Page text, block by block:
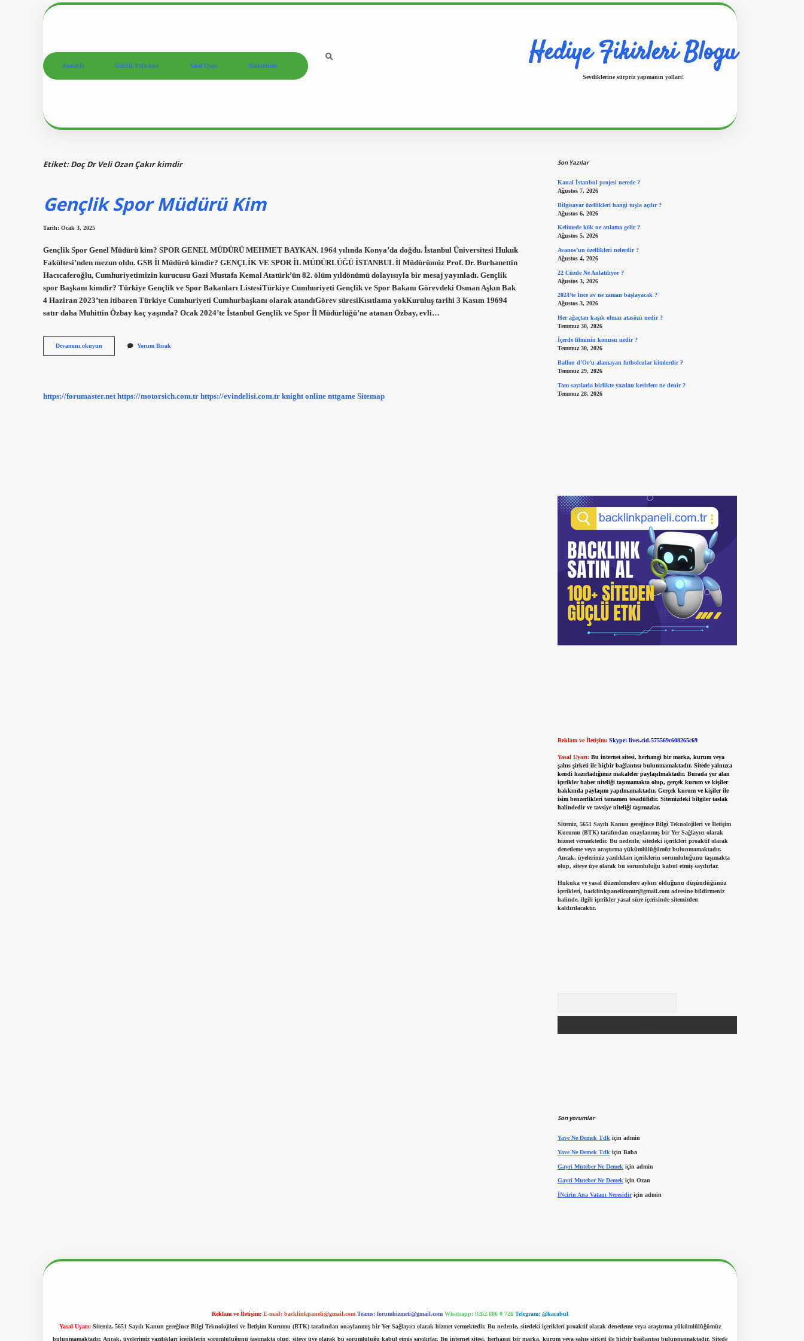
Anasayfa Gizlilik Politikası Yasal Uyarı Hakkımızda Hediye Fikirleri Blogu
Sevdiklerine sürpriz yapmanın yolları!
Etiket:Doç Dr Veli Ozan Çakır kimdir
Gençlik Spor Müdürü Kim
Tarih: Ocak 3, 2025
Gençlik Spor Genel Müdürü kim? SPOR GENEL MÜDÜRÜ MEHMET BAYKAN. 1964 yılında Konya’da doğdu. İstanbul Üniversitesi Hukuk
Fakültesi’nden mezun oldu. GSB İl Müdürü kimdir? GENÇLİK VE SPOR İL MÜDÜRLÜĞÜ İSTANBUL İl Müdürümüz Prof. Dr. Burhanettin
Hacıcaferoğlu, Cumhuriyetimizin kurucusu Gazi Mustafa Kemal Atatürk’ün 82. ölüm yıldönümü dolayısıyla bir mesaj yayınladı. Gençlik
spor Başkanı kimdir? Türkiye Gençlik ve Spor Bakanları ListesiTürkiye Cumhuriyeti Gençlik ve Spor Bakanı Görevdeki Osman Aşkın Bak
4 Haziran 2023’ten itibaren Türkiye Cumhuriyeti Cumhurbaşkanı olarak atandıGörev süresiKısıtlama yokKuruluş tarihi 3 Kasım 19694
satır daha Muhittin Özbay kaç yaşında? Ocak 2024’te İstanbul Gençlik ve Spor İl Müdürlüğü’ne atanan Özbay, evli…
Devamını okuyun
Spor
Yorum Bırak
https://forumaster.net https://motorsich.com.tr https://evindelisi.com.tr knight online nttgame Sitemap
Son Yazılar
Kanal İstanbul projesi nerede ?
Ağustos 7, 2026
Bilgisayar özellikleri hangi tuşla açılır ?
Ağustos 6, 2026
Kelimede kök ne anlama gelir ?
Ağustos 5, 2026
Avanos’un özellikleri nelerdir ?
Ağustos 4, 2026
22 Cüzde Ne Anlatılıyor ?
Ağustos 3, 2026
2024’te İnce av ne zaman başlayacak ?
Ağustos 3, 2026
Her ağaçtan kaşık olmaz atasözü nedir ?
Temmuz 30, 2026
İçerde filminin konusu nedir ?
Temmuz 30, 2026
Ballon d’Or’u alamayan futbolcular kimlerdir ?
Temmuz 29, 2026
Tam sayılarla birlikte yazılan kesirlere ne denir ?
Temmuz 28, 2026
Reklam ve İletişim: Skype: live:.cid.575569c608265c69
Yasal Uyarı: Bu internet sitesi, herhangi bir marka, kurum veya
şahıs şirketi ile hiçbir bağlantısı bulunmamaktadır. Sitede yalnızca
kendi hazırladığımız makaleler paylaşılmaktadır. Burada yer alan
içerikler haber niteliği taşımamakta olup, gerçek kurum ve kişiler
hakkında paylaşım yapılmamaktadır. Gerçek kurum ve kişiler ile
isim benzerlikleri tamamen tesadüfidir. Sitemizdeki bilgiler taslak
halindedir ve tavsiye niteliği taşımazlar.
Sitemiz, 5651 Sayılı Kanun gereğince Bilgi Teknolojileri ve İletişim
Kurumu (BTK) tarafından onaylanmış bir Yer Sağlayıcı olarak
hizmet vermektedir. Bu nedenle, sitedeki içerikleri proaktif olarak
denetleme veya araştırma yükümlülüğümüz bulunmamaktadır.
Ancak, üyelerimiz yazdıkları içeriklerin sorumluluğunu taşımakta
olup, siteye üye olarak bu sorumluluğu kabul etmiş sayılırlar.
Hukuka ve yasal düzenlemelere aykırı olduğunu düşündüğünüz
içerikleri, backlinkpanelicomtr@gmail.comadresine bildirmeniz
halinde, ilgili içerikler yasal süre içerisinde sitemizden
kaldırılacaktır.
Son yorumlar
Yave Ne Demek Tdkiçin admin
Yave Ne Demek Tdk için Baba
Gayri Muteber Ne Demek için admin
Gayri Muteber Ne Demek için Ozan
İNcirin Ana Vatanı Neresidiriçin admin
Reklam ve İletişim: E-mail: backlinkpaneli@gmail.com Teams: forumhizmeti@gmail.com Whatsapp: 0262 606 0 726 Telegram: @karabul
Yasal Uyarı: Sitemiz, 5651 Sayılı Kanun gereğince Bilgi Teknolojileri ve İletişim Kurumu (BTK) tarafından onaylanmış bir Yer Sağlayıcı olarak hizmet vermektedir. Bu nedenle, sitedeki içerikleri proaktif olarak denetleme veya araştırma yükümlülüğümüz
bulunmamaktadır. Ancak, üyelerimiz yazdıkları içeriklerin sorumluluğunu taşımakta olup, siteye üye olarak bu sorumluluğu kabul etmiş sayılırlar. Bu internet sitesi, herhangi bir marka, kurum veya şahıs şirketi ile hiçbir bağlantısı bulunmamaktadır. Sitede